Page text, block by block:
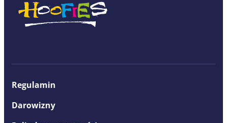
Regulamin
Darowizny